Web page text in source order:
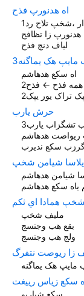
اه هدنورپ فذح
،شخپ تلاح رد1
هدنورپ زا تظافح
لیاف دنچ فذح
مایپ هک یماگنه3
اه سکع هدهاشم
همه فذح ← فذح2
تراک یور یپک2
حرش یارب
تشگزاب یارب3
ریواصت هدهاشم
سکع نديرب
شیامن شخپ
شیامن هدهاشم
یاه سکع هدهاشم
شخپ همادا اي ثکم
ملیف شخپ
بقع هب وجتسج
ولج هب وجتسج
زا ریوصت نتفرگ
مایپ هک یماگنه
سکع زیاس رییغت
سکع شیاریو